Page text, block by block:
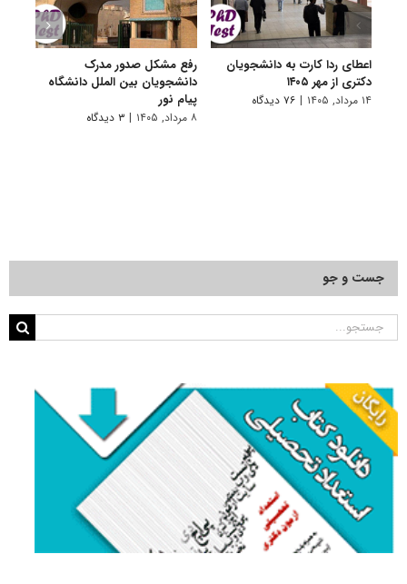
اعطای ردا کارت به دانشجویان
دکتری از مهر ۱۴۰۵
۱۴ مرداد, ۱۴۰۵ | ۷۶ دیدگاه
رفع مشکل صدور مدرک
دانشجویان بین الملل دانشگاه
پیام نور
۸ مرداد, ۱۴۰۵ | ۳ دیدگاه
جست و جو
جستجو